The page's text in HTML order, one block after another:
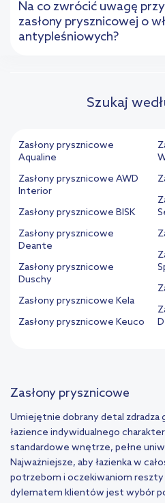
Na co zwrócić uwagę
zasłony prysznicowej o
antypleśniowych?
Szukaj
Zasłony prysznicowe
Aqualine
Zasłony prysznicowe AWD
Interior
Zasłony prysznicowe BISK
Zasłony prysznicowe
Deante
Zasłony prysznicowe
Duschy
Zasłony prysznicowe Kela
Zasłony prysznicowe Keuco
Zasłony prysznicowe
Umiejętnie dobrany detal zdradza
łazience indywidualnego
standardowe wnętrze, pełne
Najważniejsze, aby łazienka w
potrzebom i oczekiwaniom
dylematem klientów jest wybór